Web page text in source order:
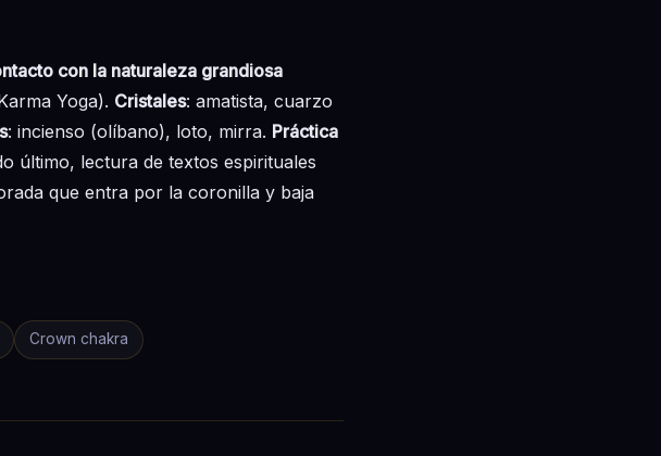
con la naturaleza grandiosa
Yoga). Cristales: amatista, cuarzo
: incienso (olíbano), loto, mirra. Práctica
último, lectura de textos espirituales
que entra por la coronilla y baja
Crown chakra